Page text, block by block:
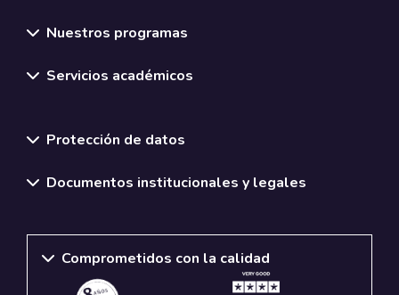
Nuestros programas
Servicios académicos
Protección de datos
Documentos institucionales y legales
Comprometidos con la calidad